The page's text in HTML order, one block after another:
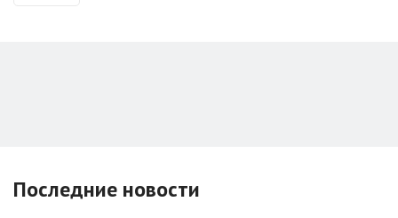
Последние новости